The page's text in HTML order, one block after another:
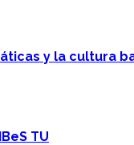
y la cultura
TU